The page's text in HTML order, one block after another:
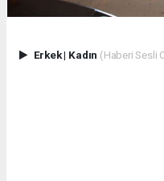
Erkek| Kadın (Haberi Sesli